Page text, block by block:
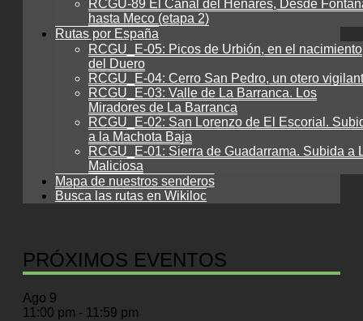
RCGU-89 El Canal del Henares, Desde
hasta Meco (etapa 2)
Rutas por España
RCGU_E-05: Picos de Urbión, en el nacimiento
del Duero
RCGU_E-04: Cerro San Pedro, un otero
RCGU_E-03: Valle de La Barranca. Los
Miradores de La Barranca
RCGU_E-02: San Lorenzo de El Escorial.
a la Machota Baja
RCGU_E-01: Sierra de Guadarrama. Subida a
Maliciosa
Mapa de nuestros senderos
Busca las rutas en Wikiloc
PRÓXIMOS EVENTOS
Ago 9
11:00 pm - 11:59 pm